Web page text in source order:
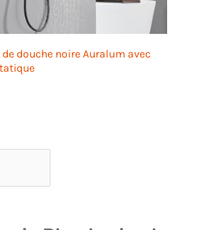
douche noire Auralum avec